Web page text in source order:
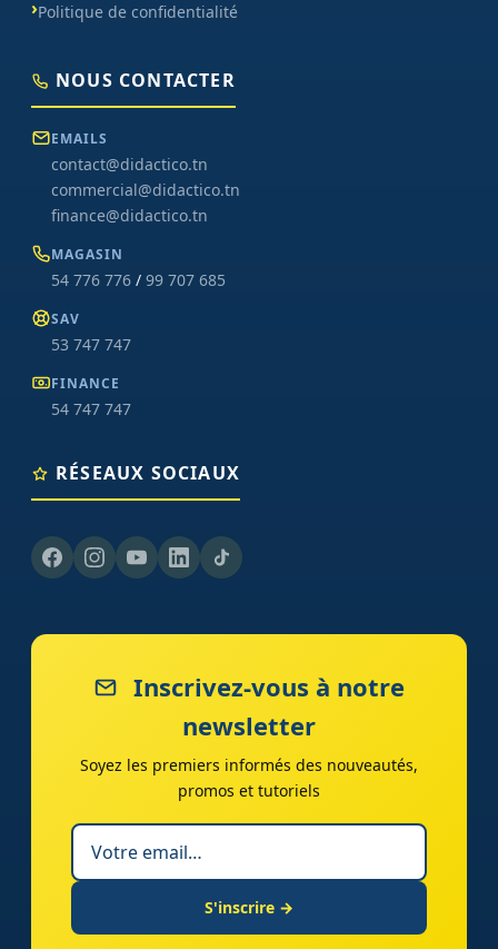
Politique de confidentialité
NOUS CONTACTER
EMAILS
contact@didactico.tn
commercial@didactico.tn
finance@didactico.tn
MAGASIN
54 776 776 / 99 707 685
SAV
53 747 747
FINANCE
54 747 747
RÉSEAUX SOCIAUX
Inscrivez-vous à notre
newsletter
Soyez les premiers informés des nouveautés,
promos et tutoriels
S'inscrire →